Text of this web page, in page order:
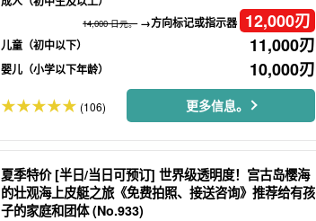
14,000 日元。→方向标记或指示器 12,000刃
儿童（初中以下） 11,000刃
婴儿（小学以下年龄） 10,000刃
(106) 更多信息。
夏季特价 [半日/当日可预订] 世界级透明度！宫古岛樱海
的壮观海上皮艇之旅《免费拍照、接送咨询》推荐给有孩
子的家庭和团体 (No.933)